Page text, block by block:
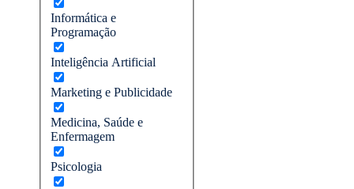
Informática e
Programação
Inteligência Artificial
Marketing e Publicidade
Medicina, Saúde e
Enfermagem
Psicologia